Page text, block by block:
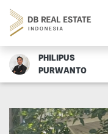
PHILIPUS
PURWANTO